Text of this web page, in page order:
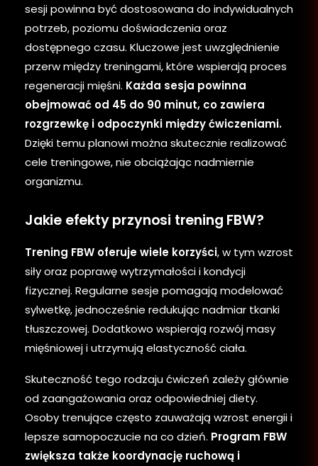
sesji powinna być dostosowana do indywidualnych
potrzeb, poziomu doświadczenia oraz
dostępnego czasu. Kluczowe jest uwzględnienie
przerw między treningami, które wspierają proces
regeneracji mięśni. Każda sesja powinna
obejmować od 45 do 90 minut, co zawiera
rozgrzewkę i odpoczynki między ćwiczeniami.
Dzięki temu planowi można skutecznie realizować
cele treningowe, nie obciążając nadmiernie
organizmu.
Jakie efekty przynosi trening FBW?
Trening FBW oferuje wiele korzyści, w tym wzrost
siły oraz poprawę wytrzymałości i kondycji
fizycznej. Regularne sesje pomagają modelować
sylwetkę, jednocześnie redukując nadmiar tkanki
tłuszczowej. Dodatkowo wspierają rozwój masy
mięśniowej i utrzymują elastyczność ciała.
Skuteczność tego rodzaju ćwiczeń zależy głównie
od zaangażowania oraz odpowiedniej diety.
Osoby trenujące często zauważają wzrost energii i
lepsze samopoczucie na co dzień. Program FBW
zwiększa także koordynację ruchową i